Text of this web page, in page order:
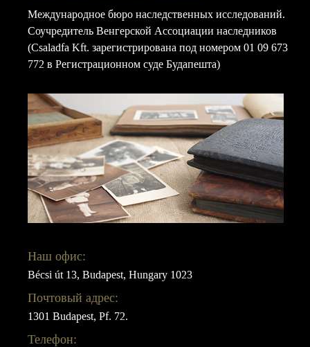
Международное бюро наследственных исследований.
Соучредитель Венгерской Ассоциации наследников
(Csaladfa Kft. зарегистрирована под номером 01 09 673
772 в Регистрационном суде Будапешта)
Наш офис:
Bécsi út 13, Budapest, Hungary 1023
Почтовый адрес:
1301 Budapest, Pf. 72.
Телефон: